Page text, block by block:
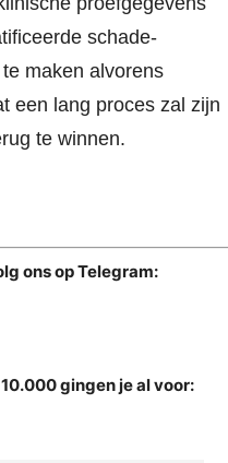
schade-
maken alvorens
een lang proces zal zijn
te winnen.
ons op Telegram:
gingen je al voor: